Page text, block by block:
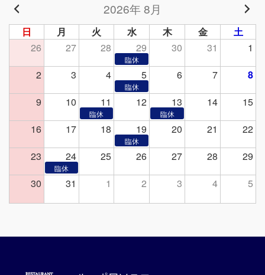
2026年 8月
日 月 火 水 木 金
土
26
27 28 29 30 31
1
2
3 4 5 6 7
8
9
10 11 12 13 14
15
16
17 18 19 20 21
22
23
24 25 26 27 28
29
30
31 1 2 3 4 5